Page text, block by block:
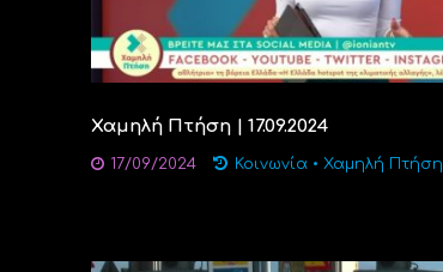
Χαμηλή Πτήση | 17.09.2024
17/09/2024 Κοινωνία • Χαμηλή Πτήση